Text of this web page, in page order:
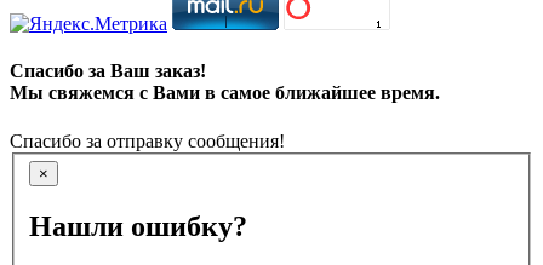
Спасибо за Ваш заказ!
Мы свяжемся с Вами в самое ближайшее время.
Спасибо за отправку сообщения!
×
Нашли ошибку?